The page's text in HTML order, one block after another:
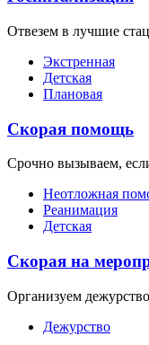
Отвезем в лучшие
Экстренная
Детская
Плановая
Скорая помощь
Срочно вызываем,
Неотложная
Реанимация
Детская
Скорая на
Организуем
Дежурство